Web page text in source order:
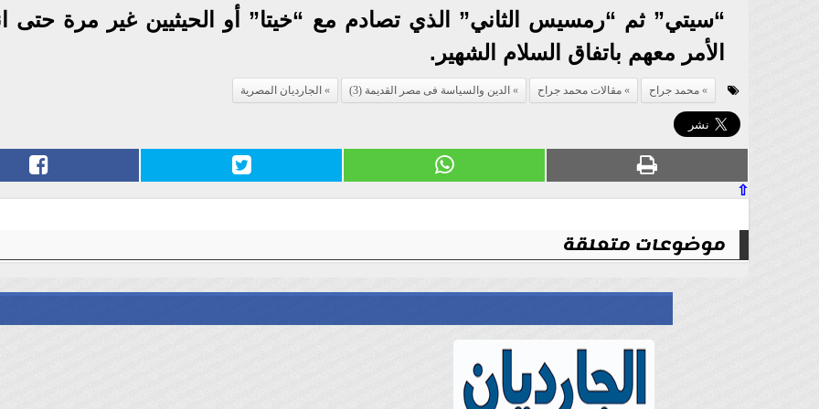
“سيتي” ثم “رمسيس الثاني” الذي تصادم مع “خيتا” أو الحيثيين غير مرة حتى
الأمر معهم باتفاق السلام الشهير.
محمد جراح مقالات محمد جراح الدين والسياسة فى مصر القديمة (3) الجارديان المصرية
⇧
موضوعات متعلقة